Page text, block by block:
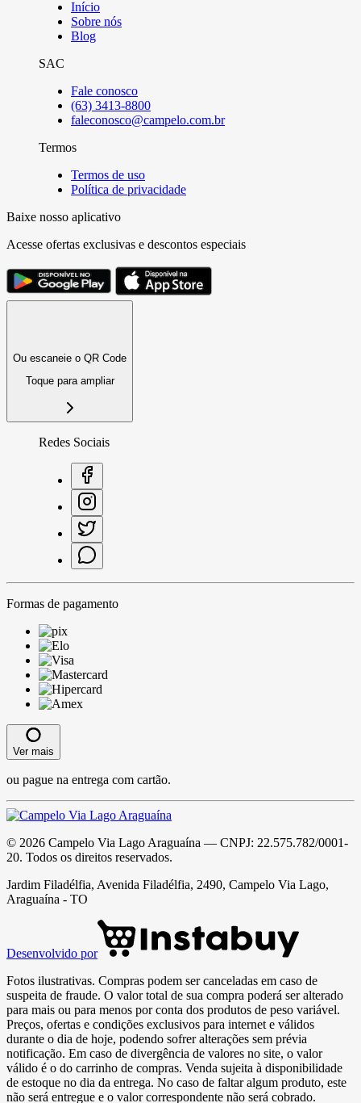
Início
Sobre nós
Blog
SAC
Fale conosco
(63) 3413-8800
faleconosco@campelo.com.br
Termos
Termos de uso
Política de privacidade
Baixe nosso aplicativo
Acesse ofertas exclusivas e descontos especiais
Ou escaneie o QR Code
Toque para ampliar
Redes Sociais
Formas de pagamento
Ver mais
ou pague na entrega com cartão.
© 2026 Campelo Via Lago Araguaína — CNPJ: 22.575.782/0001-
20. Todos os direitos reservados.
Jardim Filadélfia, Avenida Filadélfia, 2490, Campelo Via Lago,
Araguaína - TO
Desenvolvido por
Fotos ilustrativas. Compras podem ser canceladas em caso de
suspeita de fraude. O valor total de sua compra poderá ser alterado
para mais ou para menos por conta dos produtos de peso variável.
Preços, ofertas e condições exclusivos para internet e válidos
durante o dia de hoje, podendo sofrer alterações sem prévia
notificação. Em caso de divergência de valores no site, o valor
válido é o do carrinho de compras. Venda sujeita à disponibilidade
de estoque no dia da entrega. No caso de faltar algum produto, este
não será entregue e o valor correspondente não será cobrado.